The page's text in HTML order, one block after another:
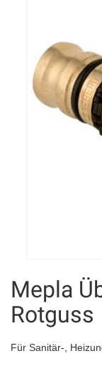
Mepla
Rotguss
Für Sanitär-,